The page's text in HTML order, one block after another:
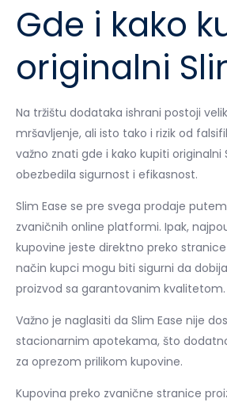
Gde i kako
originalni
Na tržištu dodataka ishrani postoji
mršavljenje, ali isto tako i rizik od
važno znati gde i kako kupiti originalni
obezbedila sigurnost i efikasnost.
Slim Ease se pre svega prodaje
zvaničnih online platformi. Ipak,
kupovine jeste direktno preko
način kupci mogu biti sigurni da
proizvod sa garantovanim kvalitetom.
Važno je naglasiti da Slim Ease nije
stacionarnim apotekama, što
za oprezom prilikom kupovine.
Kupovina preko zvanične stranice